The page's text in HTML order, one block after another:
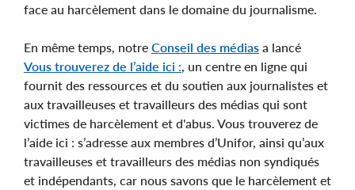
face au harcèlement dans le domaine du journalisme.
En même temps, notre Conseil des médias a lancé
Vous trouverez de l’aide ici : , un centre en ligne qui
fournit des ressources et du soutien aux journalistes et
aux travailleuses et travailleurs des médias qui sont
victimes de harcèlement et d'abus. Vous trouverez de
l’aide ici : s’adresse aux membres d’Unifor, ainsi qu’aux
travailleuses et travailleurs des médias non syndiqués
et indépendants, car nous savons que le harcèlement et